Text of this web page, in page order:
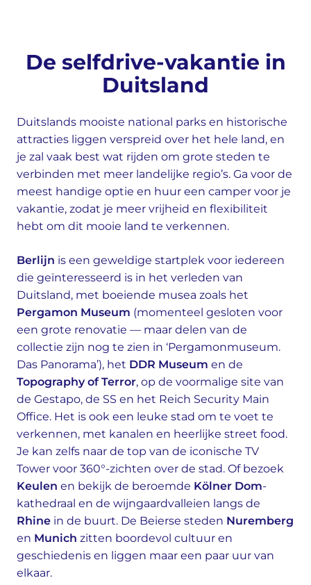
De selfdrive-vakantie in
Duitsland
Duitslands mooiste national parks en historische
attracties liggen verspreid over het hele land, en
je zal vaak best wat rijden om grote steden te
verbinden met meer landelijke regio’s. Ga voor de
meest handige optie en huur een camper voor je
vakantie, zodat je meer vrijheid en flexibiliteit
hebt om dit mooie land te verkennen.
Berlijn is een geweldige startplek voor iedereen
die geïnteresseerd is in het verleden van
Duitsland, met boeiende musea zoals het
Pergamon Museum (momenteel gesloten voor
een grote renovatie — maar delen van de
collectie zijn nog te zien in ‘Pergamonmuseum.
Das Panorama’), het DDR Museum en de
Topography of Terror, op de voormalige site van
de Gestapo, de SS en het Reich Security Main
Office. Het is ook een leuke stad om te voet te
verkennen, met kanalen en heerlijke street food.
Je kan zelfs naar de top van de iconische TV
Tower voor 360°-zichten over de stad. Of bezoek
Keulen en bekijk de beroemde Kölner Dom-
kathedraal en de wijngaardvalleien langs de
Rhine in de buurt. De Beierse steden Nuremberg
en Munich zitten boordevol cultuur en
geschiedenis en liggen maar een paar uur van
elkaar.